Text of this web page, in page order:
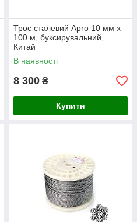
Трос сталевий Apro 10 мм х
100 м, буксирувальний,
Китай
В наявності
8 300 ₴
Купити